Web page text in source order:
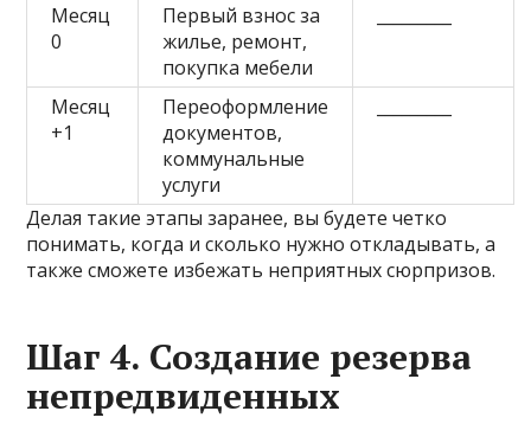
Месяц
0
Первый взнос за
жилье, ремонт,
покупка мебели
Месяц
+1
Переоформление
документов,
коммунальные
услуги
Делая такие этапы заранее, вы будете четко
понимать, когда и сколько нужно откладывать, а
также сможете избежать неприятных сюрпризов.
Шаг 4. Создание резерва
непредвиденных